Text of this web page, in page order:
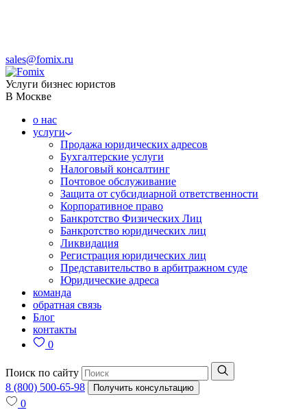
sales@fomix.ru
Услуги бизнес юристов
В Москве
о нас
услуги
Продажа юридических адресов
Бухгалтерские услуги
Налоговый консалтинг
Почтовое обслуживание
Защита от субсидиарной ответственности
Корпоративное право
Банкротство Физических Лиц
Банкротство юридических лиц
Ликвидация
Регистрация юридических лиц
Представительство в арбитражном суде
Юридические адреса
команда
обратная связь
Блог
контакты
0
Поиск по сайту
8 (800) 500-65-98
Получить консультацию
0